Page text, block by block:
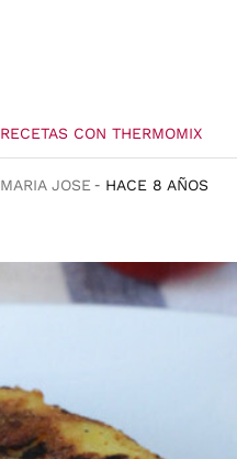
RECETAS CON THERMOMIX
MARIA JOSE HACE 8 AÑOS